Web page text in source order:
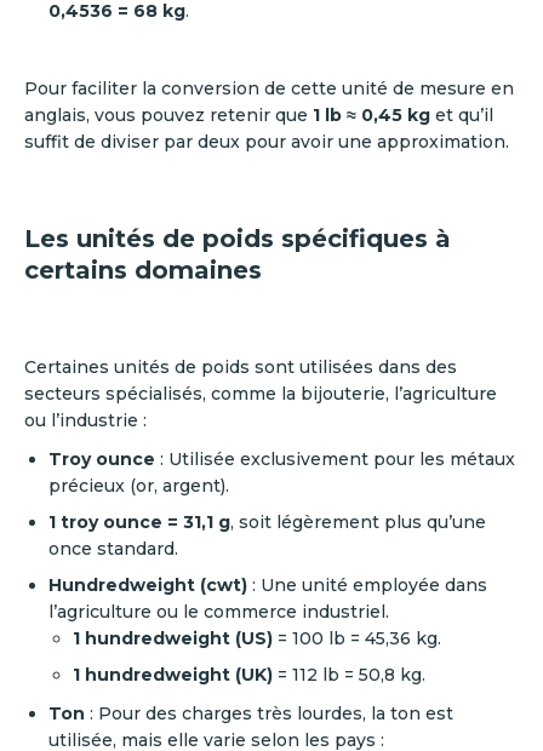
0,4536 = 68 kg.
Pour faciliter la conversion de cette unité de mesure en
anglais, vous pouvez retenir que 1 lb ≈ 0,45 kg et qu’il
suffit de diviser par deux pour avoir une approximation.
Les unités de poids spécifiques à
certains domaines
Certaines unités de poids sont utilisées dans des
secteurs spécialisés, comme la bijouterie, l’agriculture
ou l’industrie :
Troy ounce : Utilisée exclusivement pour les métaux
précieux (or, argent).
1 troy ounce = 31,1 g, soit légèrement plus qu’une
once standard.
Hundredweight (cwt) : Une unité employée dans
l’agriculture ou le commerce industriel.
1 hundredweight (US) = 100 lb = 45,36 kg.
1 hundredweight (UK) = 112 lb = 50,8 kg.
Ton : Pour des charges très lourdes, la ton est
utilisée, mais elle varie selon les pays :